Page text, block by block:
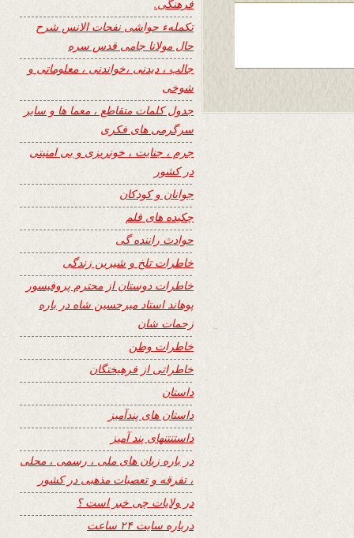
فرهنگی.
تکملهء حواشی نفحات الانس شرح
حال مولانا جامی قدس سره
جالب ، دیدنی ،خواندنی ، معلوماتی و
شوخی
جدول کلمات متقاطع ، معما ها و سایر
سرگرمی های فکری
جرم ، جنایت ، خونریزی و بی امنیتی
در کشور
جوانان و کودکان
چکیده های قلم
حوادث راننده گی
خاطرات تلخ و شیرین زندگی
خاطرات دوستان از محترم پروفیسور
پوهاند استاد میرحسین شاه در باره
زحمات شان
خاطرات وطن
خاطراتی از فرهیختگان
داستان
داستان های پندآمیز
داستنتنهای پند آمیز
در باره زبان های ملی ، رسمی ، محلی
، تفرقه و تعصبات مذهبی در کشور
در ولایات چی خبر است ؟
درباره سایت ۲۴ ساعت